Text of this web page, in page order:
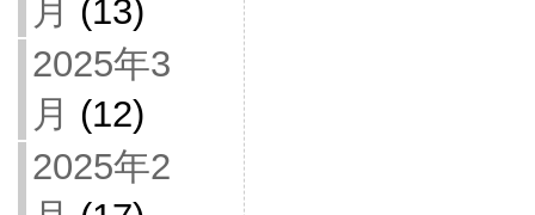
月 (13)
2025年3
月 (12)
2025年2